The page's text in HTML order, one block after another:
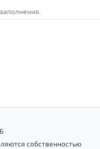
собственностью